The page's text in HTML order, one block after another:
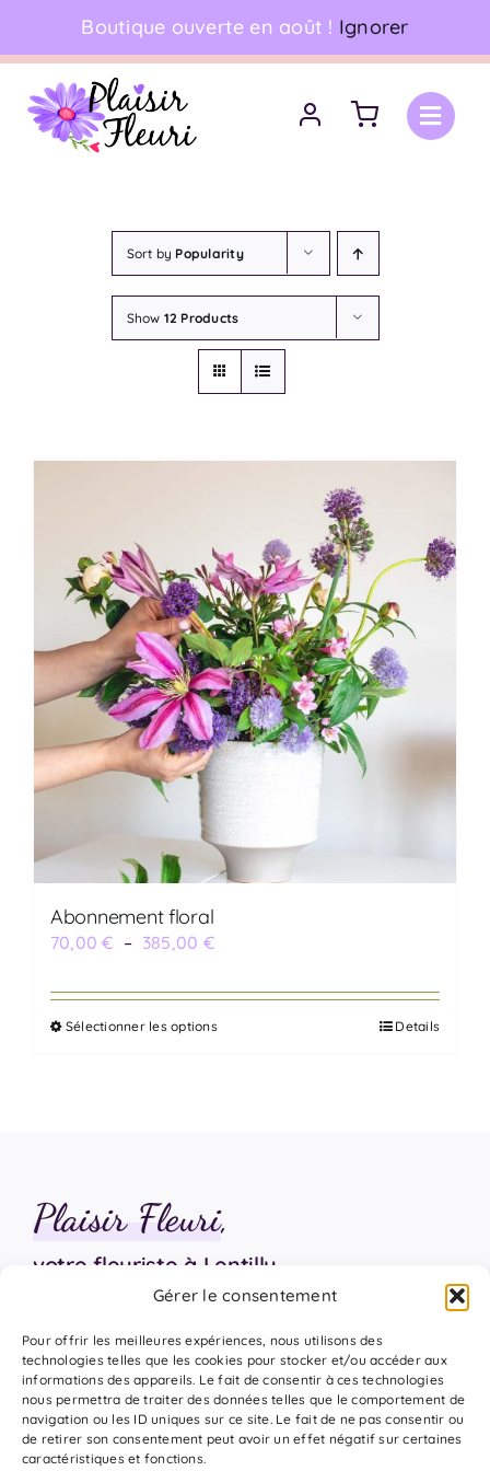
Gérer le consentement
Pour offrir les meilleures expériences, nous utilisons des
technologies telles que les cookies pour stocker et/ou accéder aux
informations des appareils. Le fait de consentir à ces technologies
nous permettra de traiter des données telles que le comportement de
navigation ou les ID uniques sur ce site. Le fait de ne pas consentir ou
de retirer son consentement peut avoir un effet négatif sur certaines
caractéristiques et fonctions.
Boutique ouverte en août ! Ignorer
06 18 17 18 94 •Livraison à domicile
Sort by Popularity
Show 12 Products
Abonnement floral
70,00€ – 385,00 €Plage
prix :
70,00 €
Sélectionner les optionsCe
options
peuvent
être
choisies
la
page
du
produit
Details
Plaisir Fleuri,
votre fleuriste à Lentilly
06 18 17 18 94